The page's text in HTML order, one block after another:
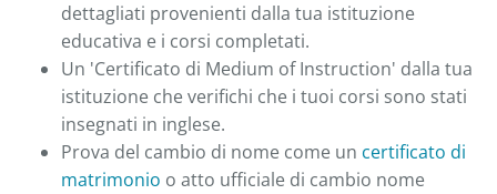
dettagliati provenienti dalla tua istituzione
educativa e i corsi completati.
Un 'Certificato di Medium of Instruction' dalla tua
istituzione che verifichi che i tuoi corsi sono stati
insegnati in inglese.
Prova del cambio di nome come un certificato di
matrimonio o atto ufficiale di cambio nome